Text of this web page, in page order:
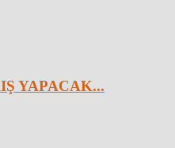
YAPACAK...